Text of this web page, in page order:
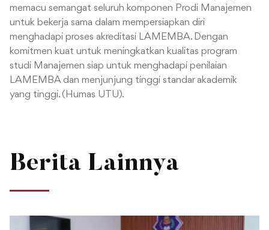
memacu semangat seluruh komponen Prodi Manajemen
untuk bekerja sama dalam mempersiapkan diri
menghadapi proses akreditasi LAMEMBA. Dengan
komitmen kuat untuk meningkatkan kualitas program
studi Manajemen siap untuk menghadapi penilaian
LAMEMBA dan menjunjung tinggi standar akademik
yang tinggi. (Humas UTU).
Berita Lainnya